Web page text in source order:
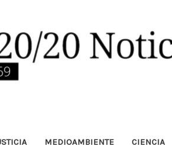
MEDIOAMBIENTE CIENCIA